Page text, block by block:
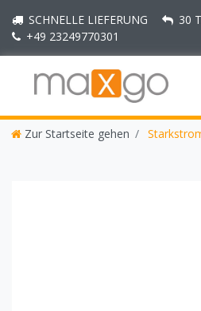
SCHNELLE LIEFERUNG
30
+49 23249770301
Zur Startseite gehen